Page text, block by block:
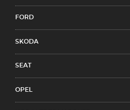
FORD
SKODA
SEAT
OPEL